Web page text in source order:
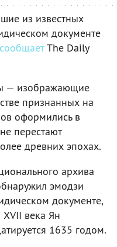
из известных
документе
сообщаетThe Daily
— изображающие
признанных на
оформились в
перестают
древних эпохах.
архива
эмодзи
документе,
века Ян
1635 годом.